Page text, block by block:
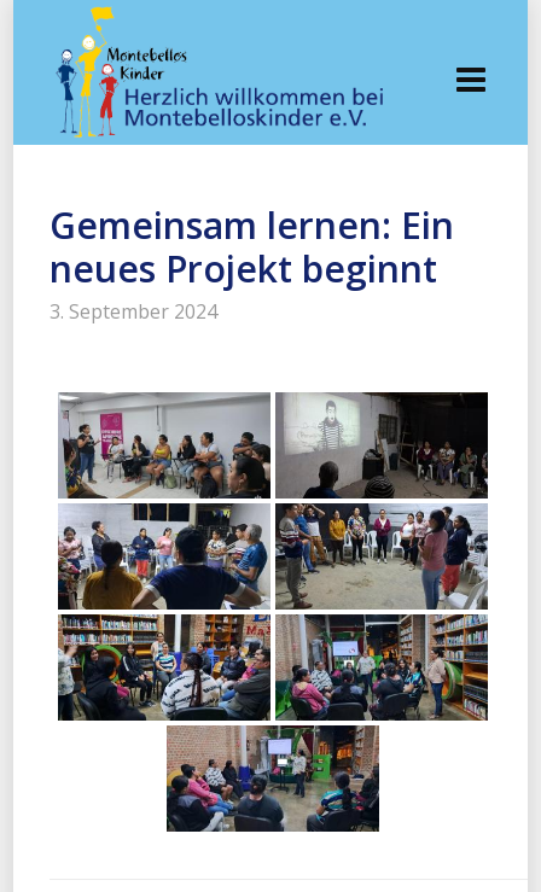
Gemeinsam lernen: Ein
neues Projekt beginnt
3. September 2024